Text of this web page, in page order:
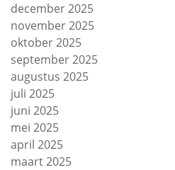
december 2025
november 2025
oktober 2025
september 2025
augustus 2025
juli 2025
juni 2025
mei 2025
april 2025
maart 2025